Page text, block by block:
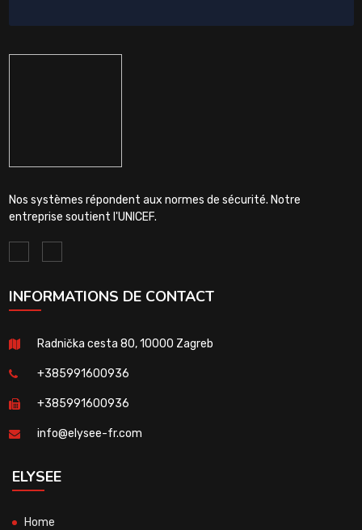
Nos systèmes répondent aux normes de sécurité. Notre
entreprise soutient l'UNICEF.
INFORMATIONS DE CONTACT
Radnička cesta 80, 10000 Zagreb
+385991600936
+385991600936
info@elysee-fr.com
ELYSEE
Home